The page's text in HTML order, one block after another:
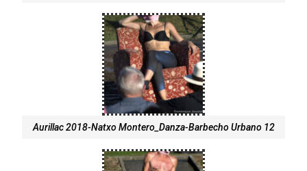
Aurillac 2018-Natxo Montero_Danza-Barbecho Urbano 12